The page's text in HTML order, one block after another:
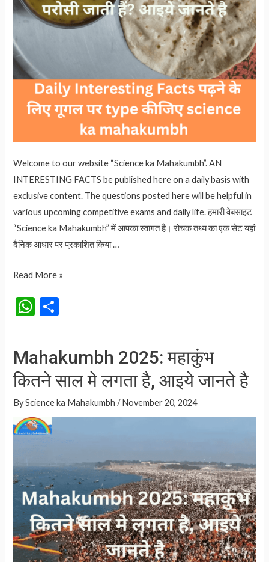
Welcome to our website “Science ka Mahakumbh”. AN
INTERESTING FACTS be published here on a daily basis with
exclusive content. The questions posted here will be helpful in
various upcoming competitive exams and daily life. हमारी वेबसाइट
“Science ka Mahakumbh” में आपका स्वागत है। रोचक तथ्य का एक सेट यहां
दैनिक आधार पर प्रकाशित किया …
थाली
एक
रोटियां
क्यों
नहीं
परोसी
जाती
हैं?
जानते
है
Read More »
W
h
at
s
A
p
p
h
ar
e
Mahakumbh 2025: महाकुंभ
कितने साल मे लगता है, आइये जानते है
ByScience ka Mahakumbh /November 20, 2024